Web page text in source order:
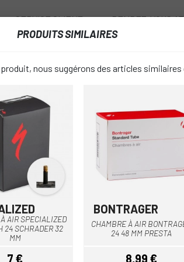
SERVICE CLIENT RENDEZ-VOUS
CHAMBRE À AIR SPECIALIZED SV 24 SCHRADER 32MM
favorite_border
SV 24
LARGEUR CHAMBRE À
PRODUITS SIMILAIRES
nous suggérons des articles
AIR SPECIALIZED
24 SCHRADER 32
MM
7 €
BONTRAGER
CHAMBRE À AIR
24 48 MM PRESTA
8,99 €